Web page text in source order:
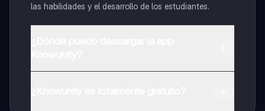
las habilidades y el desarrollo de los estudiantes.